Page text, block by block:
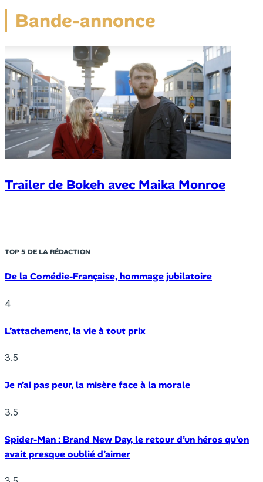
Bande-annonce
Trailer de Bokeh avec Maika Monroe
TOP 5 DE LA RÉDACTION
De la Comédie-Française, hommage jubilatoire
4
L’attachement, la vie à tout prix
3.5
Je n’ai pas peur, la misère face à la morale
3.5
Spider-Man : Brand New Day, le retour d’un héros qu’on
avait presque oublié d’aimer